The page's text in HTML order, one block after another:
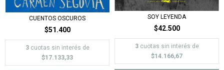
CUENTOS OSCUROS
$51.400
3 cuotas sin interés de
$17.133,33
SOY LEYENDA
$42.500
3 cuotas sin interés de
$14.166,67